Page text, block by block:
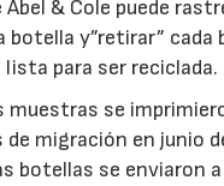
& Cole puede
botella y”retirar” cada
para ser reciclada.
muestras se
de migración en junio
botellas se enviaron